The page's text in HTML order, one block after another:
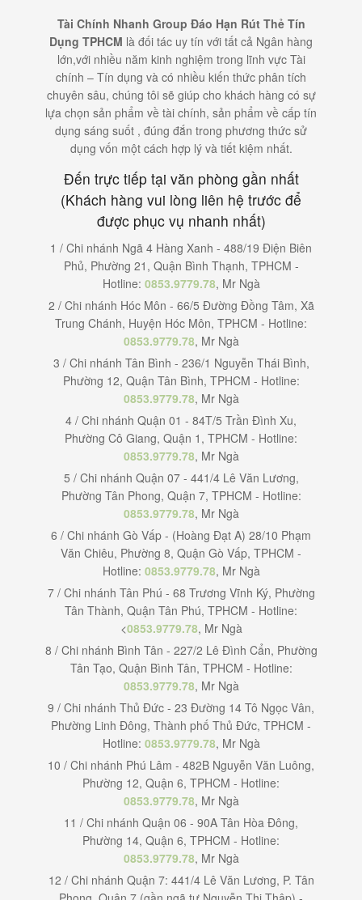
Tài Chính Nhanh Group Đáo Hạn Rút Thẻ Tín
Dụng TPHCM là đối tác uy tín với tất cả Ngân hàng
lớn,với nhiều năm kinh nghiệm trong lĩnh vực Tài
chính – Tín dụng và có nhiều kiến thức phân tích
chuyên sâu, chúng tôi sẽ giúp cho khách hàng có sự
lựa chọn sản phẩm về tài chính, sản phẩm về cấp tín
dụng sáng suốt , đúng đắn trong phương thức sử
dụng vốn một cách hợp lý và tiết kiệm nhất.
Đến trực tiếp tại văn phòng gần nhất
(Khách hàng vui lòng liên hệ trước để
được phục vụ nhanh nhất)
1 / Chi nhánh Ngã 4 Hàng Xanh - 488/19 Điện Biên
Phủ, Phường 21, Quận Bình Thạnh, TPHCM -
Hotline: 0853.9779.78, Mr Ngà
2 / Chi nhánh Hóc Môn - 66/5 Đường Đồng Tâm, Xã
Trung Chánh, Huyện Hóc Môn, TPHCM - Hotline:
0853.9779.78, Mr Ngà
3 / Chi nhánh Tân Bình - 236/1 Nguyễn Thái Bình,
Phường 12, Quận Tân Bình, TPHCM - Hotline:
0853.9779.78, Mr Ngà
4 / Chi nhánh Quận 01 - 84T/5 Trần Đình Xu,
Phường Cô Giang, Quận 1, TPHCM - Hotline:
0853.9779.78, Mr Ngà
5 / Chi nhánh Quận 07 - 441/4 Lê Văn Lương,
Phường Tân Phong, Quận 7, TPHCM - Hotline:
0853.9779.78, Mr Ngà
6 / Chi nhánh Gò Vấp - (Hoàng Đạt A) 28/10 Phạm
Văn Chiêu, Phường 8, Quận Gò Vấp, TPHCM -
Hotline: 0853.9779.78, Mr Ngà
7 / Chi nhánh Tân Phú - 68 Trương Vĩnh Ký, Phường
Tân Thành, Quận Tân Phú, TPHCM - Hotline:
<0853.9779.78, Mr Ngà
8 / Chi nhánh Bình Tân - 227/2 Lê Đình Cẩn, Phường
Tân Tạo, Quận Bình Tân, TPHCM - Hotline:
0853.9779.78, Mr Ngà
9 / Chi nhánh Thủ Đức - 23 Đường 14 Tô Ngọc Vân,
Phường Linh Đông, Thành phố Thủ Đức, TPHCM -
Hotline: 0853.9779.78, Mr Ngà
10 / Chi nhánh Phú Lâm - 482B Nguyễn Văn Luông,
Phường 12, Quận 6, TPHCM - Hotline:
0853.9779.78, Mr Ngà
11 / Chi nhánh Quận 06 - 90A Tân Hòa Đông,
Phường 14, Quận 6, TPHCM - Hotline:
0853.9779.78, Mr Ngà
12 / Chi nhánh Quận 7: 441/4 Lê Văn Lương, P. Tân